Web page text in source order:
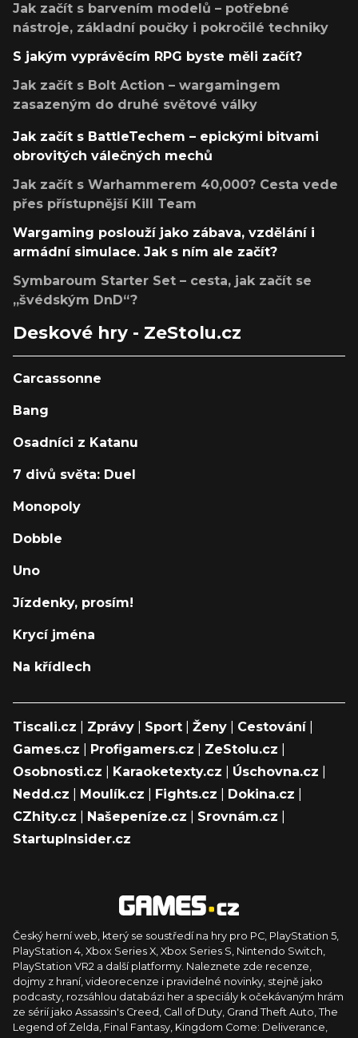
Jak začít s barvením modelů – potřebné
nástroje, základní poučky i pokročilé techniky
S jakým vyprávěcím RPG byste měli začít?
Jak začít s Bolt Action – wargamingem
zasazeným do druhé světové války
Jak začít s BattleTechem – epickými bitvami
obrovitých válečných mechů
Jak začít s Warhammerem 40,000? Cesta vede
přes přístupnější Kill Team
Wargaming poslouží jako zábava, vzdělání i
armádní simulace. Jak s ním ale začít?
Symbaroum Starter Set – cesta, jak začít se
„švédským DnD“?
Deskové hry - ZeStolu.cz
Carcassonne
Bang
Osadníci z Katanu
7 divů světa: Duel
Monopoly
Dobble
Uno
Jízdenky, prosím!
Krycí jména
Na křídlech
Tiscali.cz Zprávy Sport Ženy Cestování|
Games.cz
Profigamers.cz ZeStolu.cz
Osobnosti.cz
Karaoketexty.cz Úschovna.cz
Nedd.cz
Moulík.cz Fights.cz Dokina.cz
CZhity.cz
Našepeníze.cz Srovnám.cz
StartupInsider.cz
Český herní web, který se soustředí na hry pro PC, PlayStation 5,
PlayStation 4, Xbox Series X, Xbox Series S, Nintendo Switch,
PlayStation VR2 a další platformy. Naleznete zde recenze,
dojmy z hraní, videorecenze i pravidelné novinky, stejně jako
podcasty, rozsáhlou databázi her a speciály k očekávaným hrám
ze sérií jako Assassin's Creed, Call of Duty, Grand Theft Auto, The
Legend of Zelda, Final Fantasy, Kingdom Come: Deliverance,